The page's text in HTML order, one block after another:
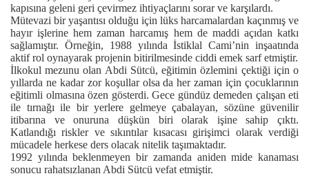
kapısına geleni geri çevirmez ihtiyaçlarını sorar ve karşılardı.
Mütevazi bir yaşantısı olduğu için lüks harcamalardan kaçınmış ve
hayır işlerine hem zaman harcamış hem de maddi açıdan katkı
sağlamıştır. Örneğin, 1988 yılında İstiklal Cami’nin inşaatında
aktif rol oynayarak projenin bitirilmesinde ciddi emek sarf etmiştir.
İlkokul mezunu olan Abdi Sütcü, eğitimin özlemini çektiği için o
yıllarda ne kadar zor koşullar olsa da her zaman için çocuklarının
eğitimli olmasına özen gösterdi. Gece gündüz demeden çalışan eti
ile tırnağı ile bir yerlere gelmeye çabalayan, sözüne güvenilir
itibarına ve onuruna düşkün biri olarak işine sahip çıktı.
Katlandığı riskler ve sıkıntılar kısacası girişimci olarak verdiği
mücadele herkese ders olacak nitelik taşımaktadır.
1992 yılında beklenmeyen bir zamanda aniden mide kanaması
sonucu rahatsızlanan Abdi Sütcü vefat etmiştir.